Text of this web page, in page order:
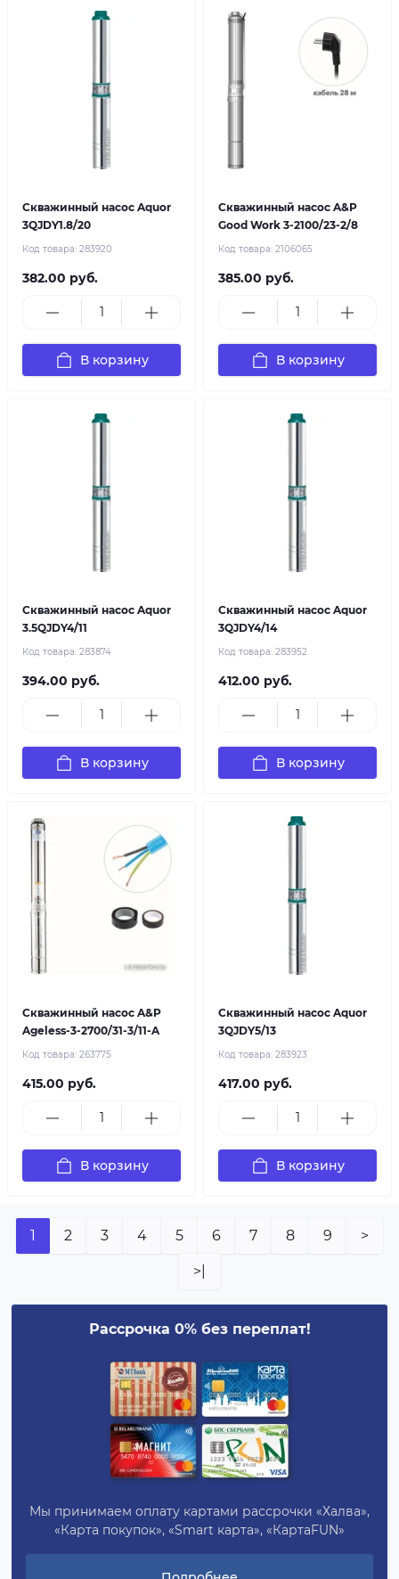
Скважинный насос Aquor
3QJDY1.8/20
Код товара: 283920
382.00 руб.
В корзину
Скважинный насос A&P
Good Work 3-2100/23-2/8
Код товара: 2106065
385.00 руб.
В корзину
Скважинный насос Aquor
3.5QJDY4/11
Код товара: 283874
394.00 руб.
В корзину
Скважинный насос Aquor
3QJDY4/14
Код товара: 283952
412.00 руб.
В корзину
Скважинный насос A&P
Ageless-3-2700/31-3/11-A
Код товара: 263775
415.00 руб.
В корзину
Скважинный насос Aquor
3QJDY5/13
Код товара: 283923
417.00 руб.
В корзину
1 2 3 4 5 6 7 8 9 >
>|
Рассрочка 0% без переплат!
Мы принимаем оплату картами рассрочки «Халва»,
«Карта покупок», «Smart карта», «КартаFUN»